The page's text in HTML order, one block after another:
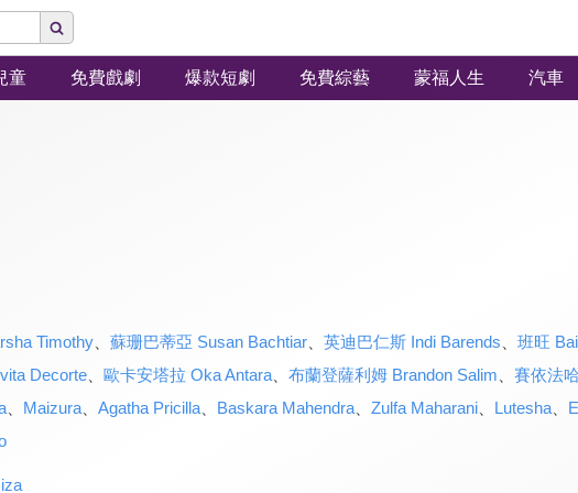
童 免費戲劇 爆款短劇 免費綜藝 蒙福人生 汽車
Timothy、 蘇珊巴蒂亞 Susan Bachtiar、 英迪巴仁斯 Indi Barends 班旺
Decorte、 歐卡安塔拉 Oka Antara、 布蘭登薩利姆 Brandon Salim 賽依法
、 Maizura、 Agatha Pricilla、 Baskara Mahendra、 Zulfa Maharani、 Lutesha、